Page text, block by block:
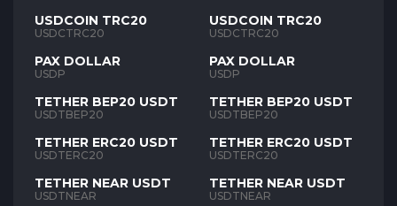
USDCOIN TRC20
USDCTRC20
PAX DOLLAR
USDP
TETHER BEP20 USDT
USDTBEP20
TETHER ERC20 USDT
USDTERC20
TETHER NEAR USDT
USDTNEAR
USDCOIN TRC20
USDCTRC20
PAX DOLLAR
USDP
TETHER BEP20 USDT
USDTBEP20
TETHER ERC20 USDT
USDTERC20
TETHER NEAR USDT
USDTNEAR